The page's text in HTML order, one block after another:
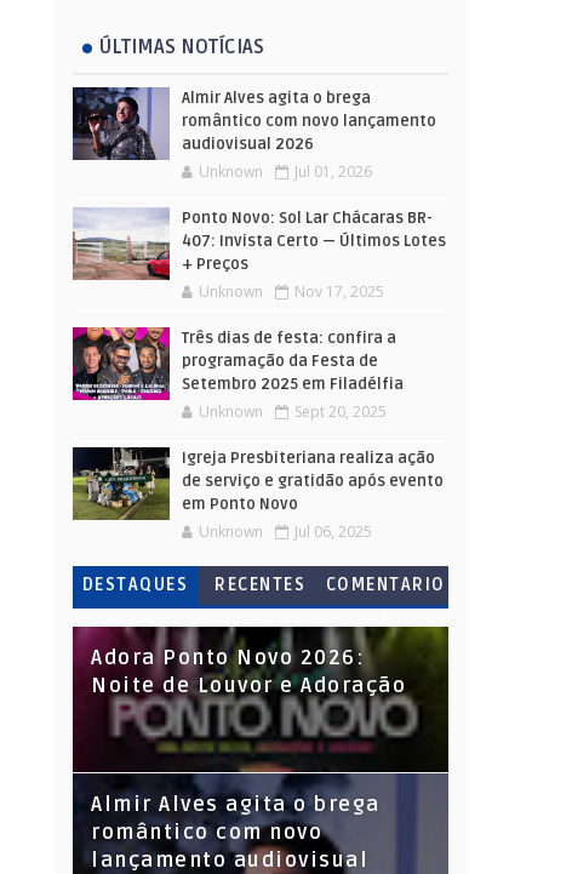
ÚLTIMAS NOTÍCIAS
Almir Alves agita o brega
romântico com novo lançamento
audiovisual 2026
Unknown Jul 01, 2026
Ponto Novo: Sol Lar Chácaras BR-
407: Invista Certo — Últimos Lotes
+ Preços
Unknown Nov 17, 2025
Três dias de festa: confira a
programação da Festa de
Setembro 2025 em Filadélfia
Unknown Sept 20, 2025
Igreja Presbiteriana realiza ação
de serviço e gratidão após evento
em Ponto Novo
Unknown Jul 06, 2025
DESTAQUES RECENTES
COMENTARIO
S
Adora Ponto Novo 2026:
Noite de Louvor e Adoração
Almir Alves agita o brega
romântico com novo
lançamento audiovisual